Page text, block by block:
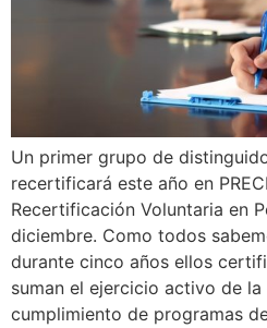
Un primer grupo de
recertificará este año en
Recertificación Voluntaria en
diciembre. Como todos
durante cinco años ellos
suman el ejercicio activo de
cumplimiento de programas